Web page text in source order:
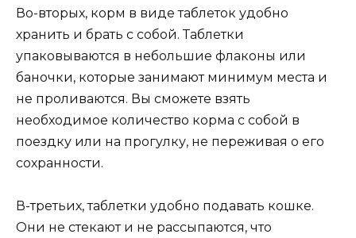
Во-вторых, корм в виде таблеток удобно
хранить и брать с собой. Таблетки
упаковываются в небольшие флаконы или
баночки, которые занимают минимум места и
не проливаются. Вы сможете взять
необходимое количество корма с собой в
поездку или на прогулку, не переживая о его
сохранности.
В-третьих, таблетки удобно подавать кошке.
Они не стекают и не рассыпаются, что